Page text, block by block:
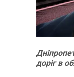
доріг в